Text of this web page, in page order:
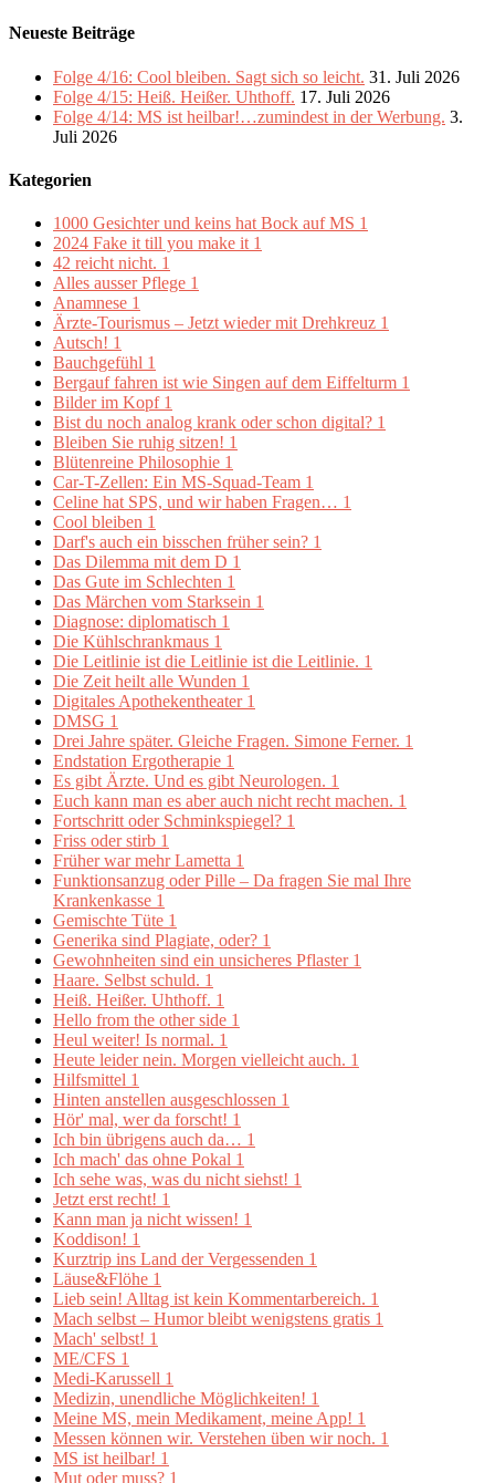
Neueste Beiträge
Folge 4/16: Cool bleiben. Sagt sich so leicht. 31. Juli 2026
Folge 4/15: Heiß. Heißer. Uhthoff. 17. Juli 2026
Folge 4/14: MS ist heilbar!…zumindest in der Werbung. 3.
Juli 2026
Kategorien
1000 Gesichter und keins hat Bock auf MS 1
2024 Fake it till you make it 1
42 reicht nicht. 1
Alles ausser Pflege 1
Anamnese 1
Ärzte-Tourismus – Jetzt wieder mit Drehkreuz 1
Autsch! 1
Bauchgefühl 1
Bergauf fahren ist wie Singen auf dem Eiffelturm 1
Bilder im Kopf 1
Bist du noch analog krank oder schon digital? 1
Bleiben Sie ruhig sitzen! 1
Blütenreine Philosophie 1
Car-T-Zellen: Ein MS-Squad-Team 1
Celine hat SPS, und wir haben Fragen… 1
Cool bleiben 1
Darf's auch ein bisschen früher sein? 1
Das Dilemma mit dem D 1
Das Gute im Schlechten 1
Das Märchen vom Starksein 1
Diagnose: diplomatisch 1
Die Kühlschrankmaus 1
Die Leitlinie ist die Leitlinie ist die Leitlinie. 1
Die Zeit heilt alle Wunden 1
Digitales Apothekentheater 1
DMSG 1
Drei Jahre später. Gleiche Fragen. Simone Ferner. 1
Endstation Ergotherapie 1
Es gibt Ärzte. Und es gibt Neurologen. 1
Euch kann man es aber auch nicht recht machen. 1
Fortschritt oder Schminkspiegel? 1
Friss oder stirb 1
Früher war mehr Lametta 1
Funktionsanzug oder Pille – Da fragen Sie mal Ihre
Krankenkasse 1
Gemischte Tüte 1
Generika sind Plagiate, oder? 1
Gewohnheiten sind ein unsicheres Pflaster 1
Haare. Selbst schuld. 1
Heiß. Heißer. Uhthoff. 1
Hello from the other side 1
Heul weiter! Is normal. 1
Heute leider nein. Morgen vielleicht auch. 1
Hilfsmittel 1
Hinten anstellen ausgeschlossen 1
Hör' mal, wer da forscht! 1
Ich bin übrigens auch da… 1
Ich mach' das ohne Pokal 1
Ich sehe was, was du nicht siehst! 1
Jetzt erst recht! 1
Kann man ja nicht wissen! 1
Koddison! 1
Kurztrip ins Land der Vergessenden 1
Läuse&Flöhe 1
Lieb sein! Alltag ist kein Kommentarbereich. 1
Mach selbst – Humor bleibt wenigstens gratis 1
Mach' selbst! 1
ME/CFS 1
Medi-Karussell 1
Medizin, unendliche Möglichkeiten! 1
Meine MS, mein Medikament, meine App! 1
Messen können wir. Verstehen üben wir noch. 1
MS ist heilbar! 1
Mut oder muss? 1